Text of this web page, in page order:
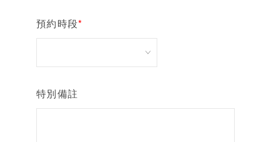
預約時段*
特別備註